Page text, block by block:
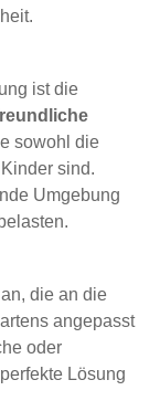
ist die
sowohl die
sind.
Umgebung
die an die
angepasst
oder
Lösung